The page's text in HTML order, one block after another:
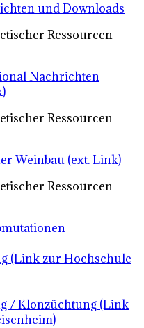
und Downloads
Ressourcen
Nachrichten
Ressourcen
Weinbau (ext. Link)
Ressourcen
(Link zur Hochschule
/ Klonzüchtung (Link